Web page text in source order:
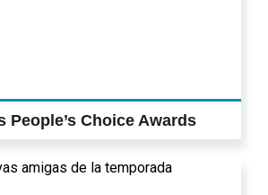
People’s Choice Awards